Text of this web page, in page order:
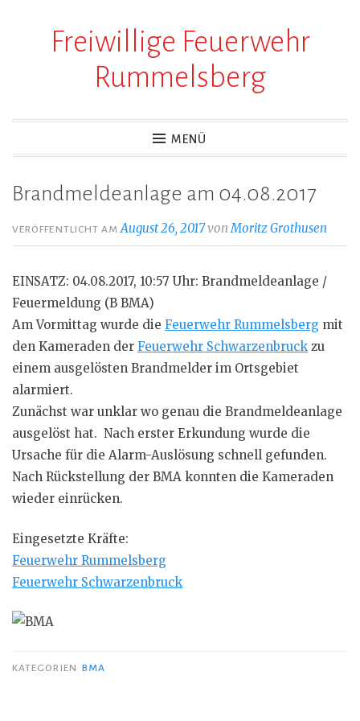
Freiwillige Feuerwehr
Rummelsberg
MENÜ
Brandmeldeanlage am 04.08.2017
VERÖFFENTLICHT AMAugust 26, 2017vonMoritz Grothusen
EINSATZ: 04.08.2017, 10:57 Uhr: Brandmeldeanlage /
Feuermeldung (B BMA)
Am Vormittag wurde die Feuerwehr Rummelsberg mit
den Kameraden der Feuerwehr Schwarzenbruck zu
einem ausgelösten Brandmelder im Ortsgebiet
alarmiert.
Zunächst war unklar wo genau die Brandmeldeanlage
ausgelöst hat. Nach erster Erkundung wurde die
Ursache für die Alarm-Auslösung schnell gefunden.
Nach Rückstellung der BMA konnten die Kameraden
wieder einrücken.
Eingesetzte Kräfte:
Feuerwehr Rummelsberg
Feuerwehr Schwarzenbruck
KATEGORIEN BMA